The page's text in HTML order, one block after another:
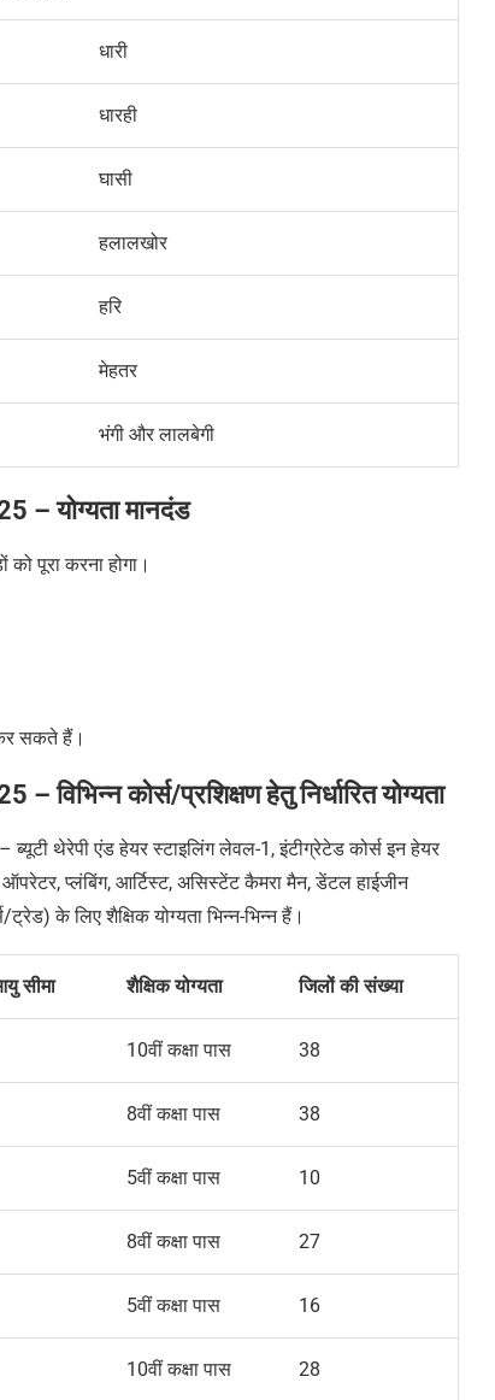
धारी
धारही
घासी
हलालखोर
हरि
मेहतर
भंगी और लालबेगी
–योग्यता मानदंड
पूरा करना होगा।
सकते हैं।
–विभिन्न कोर्स/प्रशिक्षण हेतु निर्धारित योग्यता
ब्यूटी थेरेपी एंड हेयर स्टाइलिंग लेवल-1,इंटीग्रेटेड कोर्स इन हेयर
ऑपरेटर,प्लंबिंग, आर्टिस्ट, असिस्टेंट कैमरा मैन,डेंटल हाईजीन
ट्रेड)के लिए शैक्षिक योग्यता भिन्न-भिन्न हैं।
सीमा शैक्षिक योग्यता जिलों की संख्या
10वीं कक्षा पास 38
8वीं कक्षा पास 38
5वीं कक्षा पास 10
8वीं कक्षा पास 27
5वीं कक्षा पास 16
10वीं कक्षा पास 28